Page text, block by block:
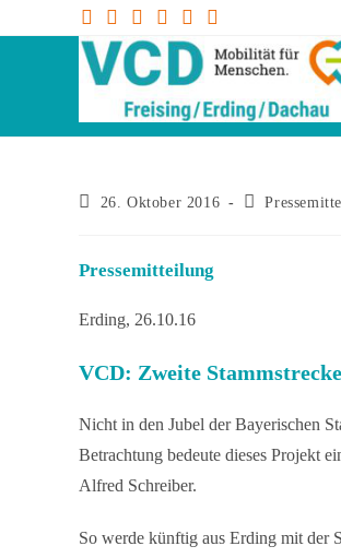
26. Oktober 2016
Pressemitteilung
Erding, 26.10.16
VCD: Zweite
Nicht in den Jubel der Bayerischen
Betrachtung bedeute dieses Projekt
Alfred Schreiber.
So werde künftig aus Erding mit der